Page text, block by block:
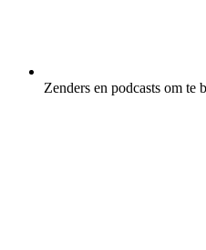
Zenders en podcasts om te